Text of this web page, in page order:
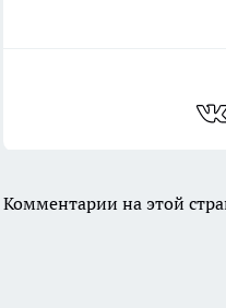
Комментарии на этой